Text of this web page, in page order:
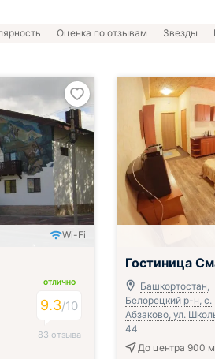
Оценка по отзывам Звезды
Wi-Fi
ОТЛИЧНО
9.3/10
83 отзыва
Гостиница
Башкортостан,
Белорецкий р-н, с.
Абзаково, ул.
44
До центра 900 м